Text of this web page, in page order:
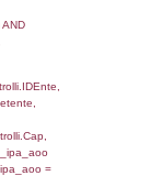
as
as
RegioneSL FROM
JOIN el_comuni
=